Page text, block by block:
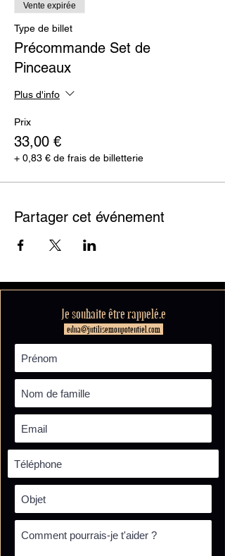
Vente expirée
Type de billet
Précommande Set de
Pinceaux
Plus d'info
Prix
33,00 €
+ 0,83 € de frais de billetterie
Partager cet événement
Je souhaite être rappelé.e
edna@jutilisemonpotentiel.com